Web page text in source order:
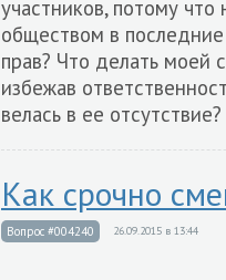
участников, потому
обществом в
прав? Что делать моей
избежав
велась в ее
Как срочно
Вопрос #004240 26.09.2015 в 13:44